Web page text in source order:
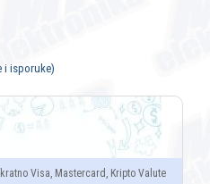
i isporuke)
Visa, Mastercard, Kripto Valute